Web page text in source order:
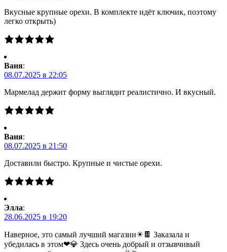
Вкусные крупные орехи. В комплекте идёт ключик, поэтому
легко открыть)
Ваня:
08.07.2025 в 22:05
Мармелад держит форму выглядит реалистично. И вкусный.
Ваня:
08.07.2025 в 21:50
Доставили быстро. Крупные и чистые орехи.
Элла:
28.06.2025 в 19:20
Наверное, это самый лучший магазин☀🍫 Заказала и
убедилась в этом❤💎 Здесь очень добрый и отзывчивый